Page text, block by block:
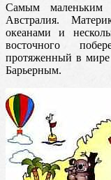
Самым маленьким
Австралия.
океанами и
восточного
протяженный в
Барьерным.